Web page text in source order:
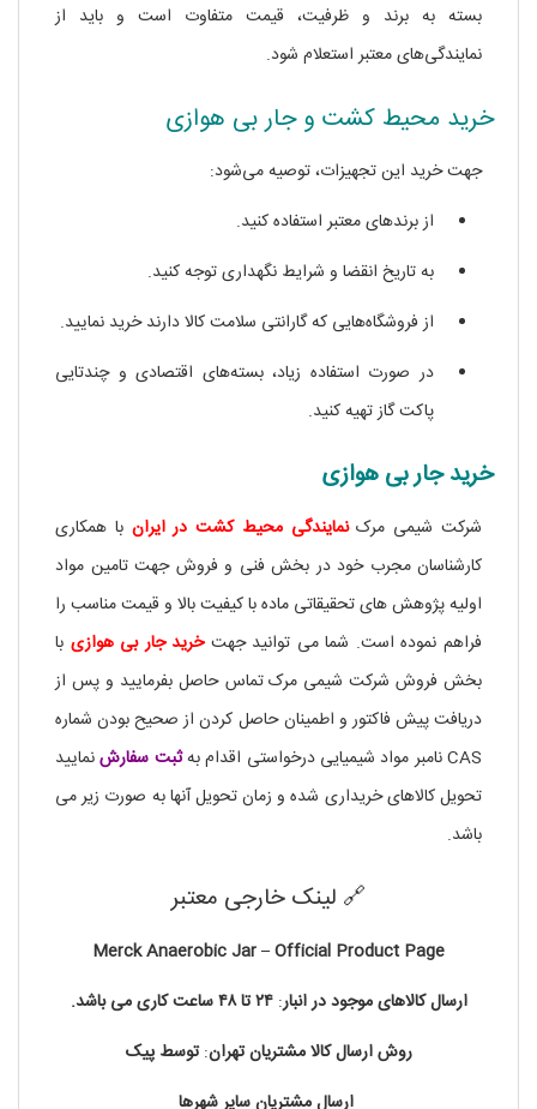
بسته به برند و ظرفیت، قیمت متفاوت است و باید از
نمایندگی‌های معتبر استعلام شود.
خرید محیط کشت و جار بی‌ هوازی
جهت خرید این تجهیزات، توصیه می‌شود:
از برندهای معتبر استفاده کنید.
به تاریخ انقضا و شرایط نگهداری توجه کنید.
از فروشگاه‌هایی که گارانتی سلامت کالا دارند خرید نمایید.
در صورت استفاده زیاد، بسته‌های اقتصادی و چندتایی
پاکت گاز تهیه کنید.
خرید جار بی هوازی
شرکت شیمی مرکنمایندگی محیط کشت در ایران با همکاری
کارشناسان مجرب خود در بخش فنی و فروش جهت تامین مواد
اولیه پژوهش های تحقیقاتی ماده با کیفیت بالا و قیمت مناسب را
فراهم نموده است. شما می توانید جهتخرید جار بی هوازی با
بخش فروش شرکت شیمی مرک تماس حاصل بفرمایید و پس از
دریافت پیش فاکتور و اطمینان حاصل کردن از صحیح بودن شماره
CAS نامبر مواد شیمیایی درخواستی اقدام به
ثبت سفارشنمایید
تحویل کالاهای خریداری شده و زمان تحویل آنها به صورت زیر می
باشد.
🔗 لینک خارجی معتبر
Merck Anaerobic Jar – Official Product Page
ارسال کالاهای موجود درانبار:۲۴ تا ۴۸ساعتکاریمی باشد.
روشارسالکالامشتریانتهران:توسط پیک
ارسالمشتریانسایر شهرها